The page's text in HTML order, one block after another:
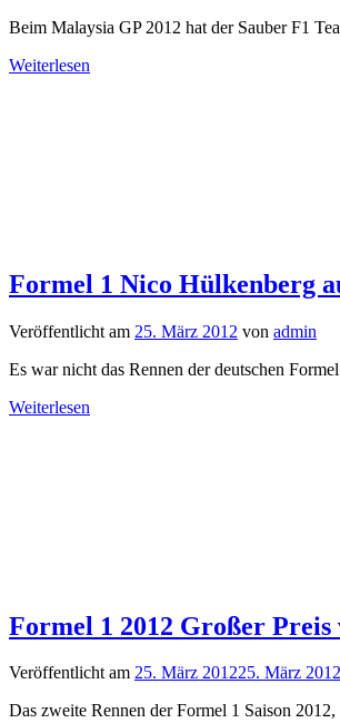
Beim Malaysia GP 2012 hat der Sauber F1
Weiterlesen
Formel 1 Nico Hülkenberg
Veröffentlicht am 25. März 2012 von admin
Es war nicht das Rennen der deutschen
Weiterlesen
Formel 1 2012 Großer
Veröffentlicht am 25. März 201225. März 2012
Das zweite Rennen der Formel 1 Saison